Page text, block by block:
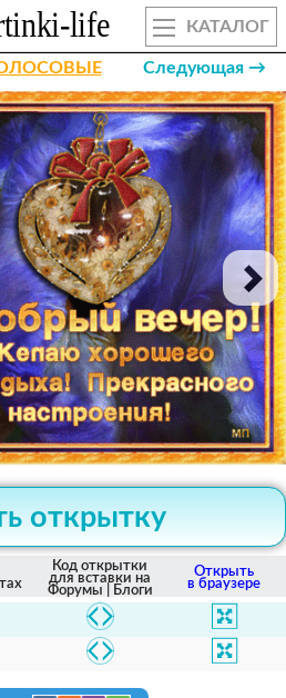
КАТАЛОГ
Следующая →
открытку
Код открытки
для вставки на
Форумы | Блоги
Открыть
в браузере